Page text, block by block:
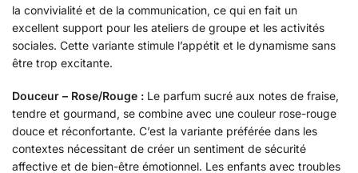
la convivialité et de la communication, ce qui en fait un
excellent support pour les ateliers de groupe et les activités
sociales. Cette variante stimule l’appétit et le dynamisme sans
être trop excitante.
Douceur – Rose/Rouge : Le parfum sucré aux notes de fraise,
tendre et gourmand, se combine avec une couleur rose-rouge
douce et réconfortante. C’est la variante préférée dans les
contextes nécessitant de créer un sentiment de sécurité
affective et de bien-être émotionnel. Les enfants avec troubles